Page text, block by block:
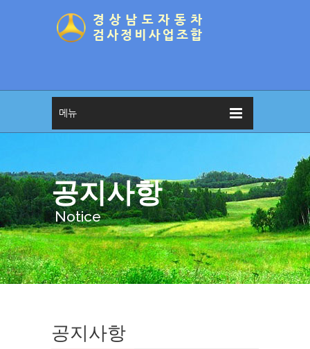
메뉴
공지사항
Notice
공지사항